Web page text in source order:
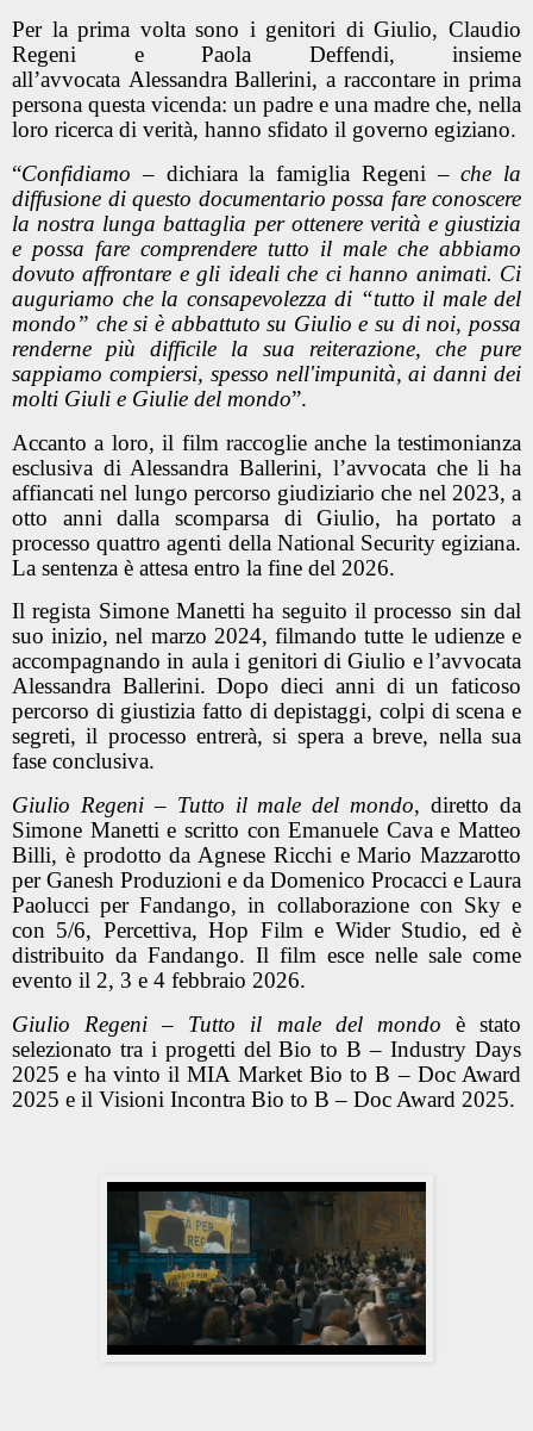
Per la prima volta sono i genitori di Giulio, Claudio
Regeni e Paola Deffendi, insieme
all’avvocata Alessandra Ballerini, a raccontare in prima
persona questa vicenda: un padre e una madre che, nella
loro ricerca di verità, hanno sfidato il governo egiziano.
“Confidiamo – dichiara la famiglia Regeni –che la
diffusione di questo documentario possa fare conoscere
la nostra lunga battaglia per ottenere verità e giustizia
e possa fare comprendere tutto il male che abbiamo
dovuto affrontare e gli ideali che ci hanno animati. Ci
auguriamo che la consapevolezza di “tutto il male del
mondo” che si è abbattuto su Giulio e su di noi, possa
renderne più difficile la sua reiterazione, che pure
sappiamo compiersi, spesso nell'impunità, ai danni dei
molti Giuli e Giulie del mondo”.
Accanto a loro, il film raccoglie anche la testimonianza
esclusiva di Alessandra Ballerini, l’avvocata che li ha
affiancati nel lungo percorso giudiziario che nel 2023, a
otto anni dalla scomparsa di Giulio, ha portato a
processo quattro agenti della National Security egiziana.
La sentenza è attesa entro la fine del 2026.
Il regista Simone Manetti ha seguito il processo sin dal
suo inizio, nel marzo 2024, filmando tutte le udienze e
accompagnando in aula i genitori di Giulio e l’avvocata
Alessandra Ballerini. Dopo dieci anni di un faticoso
percorso di giustizia fatto di depistaggi, colpi di scena e
segreti, il processo entrerà, si spera a breve, nella sua
fase conclusiva.
Giulio Regeni – Tutto il male del mondo, diretto da
Simone Manetti e scritto con Emanuele Cava e Matteo
Billi, è prodotto da Agnese Ricchi e Mario Mazzarotto
per Ganesh Produzioni e da Domenico Procacci e Laura
Paolucci per Fandango, in collaborazione con Sky e
con 5/6, Percettiva, Hop Film e Wider Studio, ed è
distribuito da Fandango. Il film esce nelle sale come
evento il 2, 3 e 4 febbraio 2026.
Giulio Regeni – Tutto il male del mondo è stato
selezionato tra i progetti del Bio to B – Industry Days
2025 e ha vinto il MIA Market Bio to B – Doc Award
2025 e il Visioni Incontra Bio to B – Doc Award 2025.